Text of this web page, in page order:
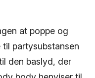
at poppe og
partysubstansen
den baslyd, der